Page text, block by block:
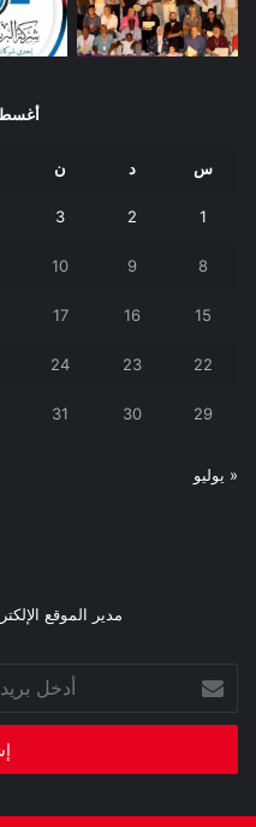
أغسطس
س د ن
1
2
3
8
9
10
15
16
17
22
23
24
29
30
31
« يوليو
مدير الموقع
بريدك
الإلكتروني